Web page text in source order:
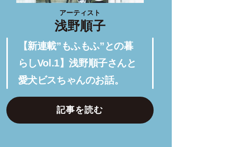
アーティスト
浅野順子
【新連載”もふもふ”との暮
らしVol.1】浅野順子さんと
愛犬ビスちゃんのお話。
記事を読む